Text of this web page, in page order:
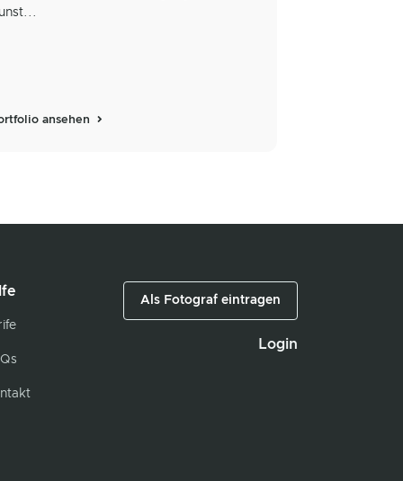
ansehen
Als Fotograf eintragen
Login